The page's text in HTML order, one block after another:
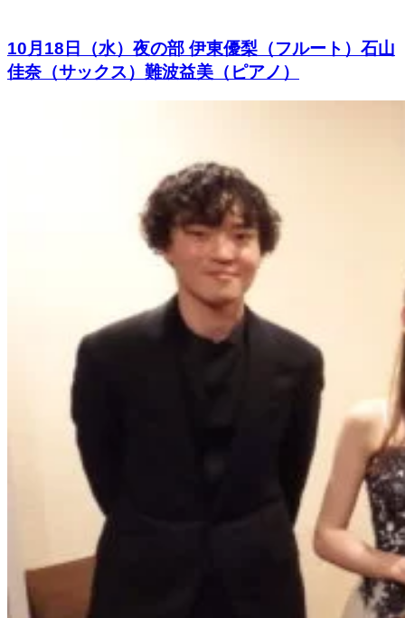
10月18日（水）夜の部 伊東優梨（フルート）石山
佳奈（サックス）難波益美（ピアノ）